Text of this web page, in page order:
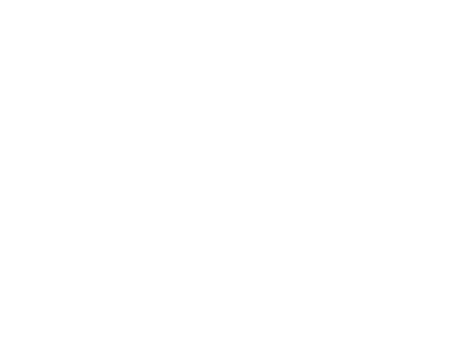
および当社の共同利用者
用することをご了承くだ
るものではありません。
限り、2022年1月12日よ